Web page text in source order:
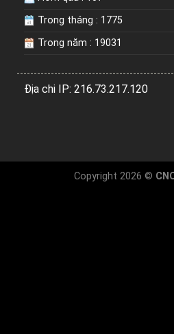
Trong tháng : 1775
Trong năm : 19031
Địa chi IP: 216.73.217.120
Copyright 2026 ©